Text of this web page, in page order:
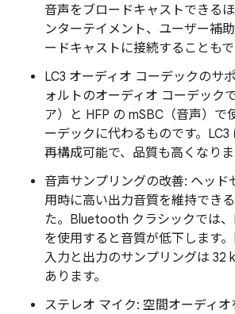
音声をブロードキャストできる
ンターテイメント、ユーザー補
ードキャストに接続することもで
LC3 オーディオ コーデックのサ
ォルトのオーディオ コーデック
ア）と HFP の mSBC（音声）で
ーデックに代わるものです。
再構成可能で、品質も高くなりま
音声サンプリングの改善: ヘッド
用時に高い出力音質を維持でき
た。Bluetooth クラシックでは
を使用すると音質が低下します。
入力と出力のサンプリングは 32
あります。
ステレオ マイク: 空間オーディ